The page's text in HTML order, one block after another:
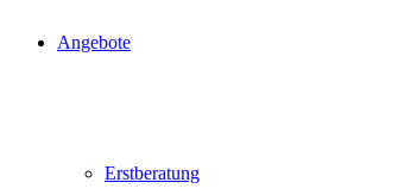
Angebote
Erstberatung